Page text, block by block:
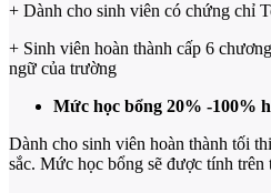
+ Dành cho sinh viên có chứng chỉ
+ Sinh viên hoàn thành cấp 6
ngữ của trường
Mức học bổng 20% -100%
Dành cho sinh viên hoàn thành tối
sắc. Mức học bổng sẽ được tính trên